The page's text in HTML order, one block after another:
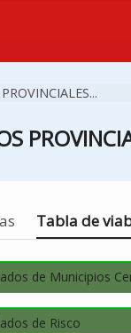
Estás en
Tabla de
de Municipios
de Risco